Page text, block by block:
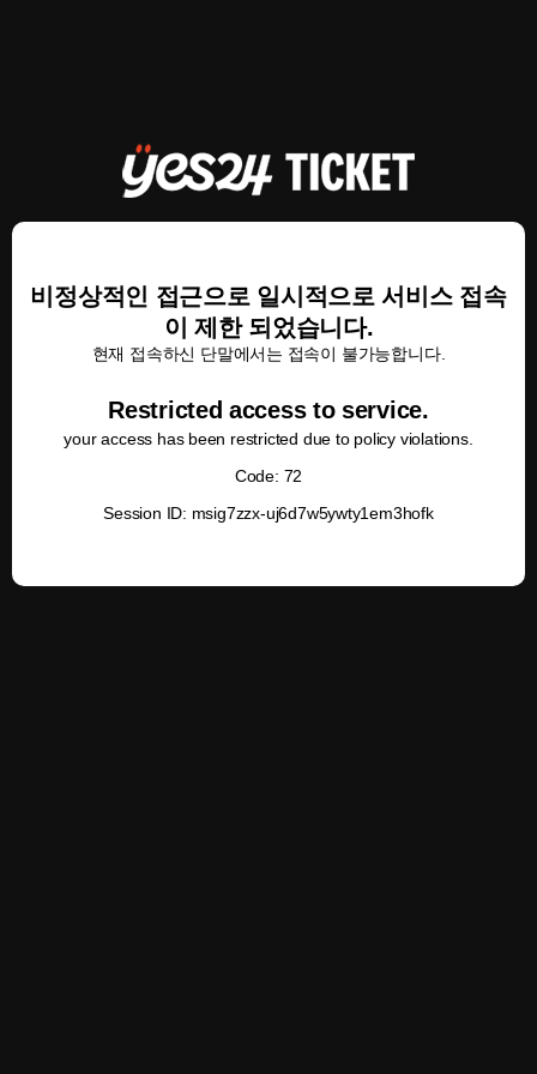
비정상적인 접근으로 일시적으로 서비스 접속
이 제한 되었습니다.
현재 접속하신 단말에서는 접속이 불가능합니다.
Restricted access to service.
your access has been restricted due to policy violations.
Code: 72
Session ID: msig7zzx-uj6d7w5ywty1em3hofk